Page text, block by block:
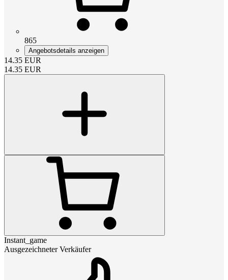
865
Angebotsdetails anzeigen
14.35 EUR
14.35 EUR
Instant_game
Ausgezeichneter Verkäufer